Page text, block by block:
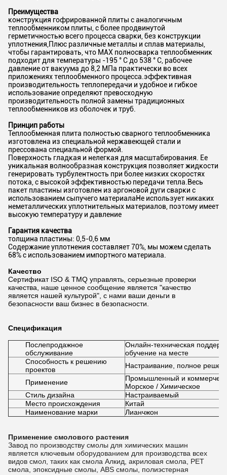
Преимущества
конструкция гофрированной плиты с аналогичным
теплообменником плиты, с более продвинутой
герметичностью всего процесса сварки, без конструкции
уплотнения,Плюс различные металлы и сплав материалы,
чтобы гарантировать, что MAX полносварка теплообменник
подходит для температуры -195 ° C до 538 ° C, рабочее
давление от вакуума до 8,2 МПа практически во всех
приложениях теплообменного процесса.эффективная
производительность теплопередачи и удобное и гибкое
использование определяют превосходную
производительность полной замены традиционных
теплообменников из оболочек и труб.
Принцип работы
Теплообменная плита полностью сварного теплообменника
изготовлена из специальной нержавеющей стали и
прессована специальной формой.
Поверхность гладкая и нелегкая для масштабирования. Ее
уникальная волнообразная конструкция позволяет жидкости
генерировать турбулентность при более низких скоростях
потока, с высокой эффективностью передачи тепла.Весь
пакет пластины изготовлен из аргоновой дуги сварки с
использованием сыпучего материалаНе использует никаких
неметаллических уплотнительных материалов, поэтому имеет
высокую температуру и давление
Гарантия качества
толщина пластины: 0,5-0,6 мм
Содержание уплотнения составляет 70%, мы можем сделать
68% с использованием импортного материала.
Качество
Сертификат ISO & TMQ управлять, серьезные проверки
качества, наше ценное сообщение является "качество
является нашей культурой", с нами ваши деньги в
безопасности ваш бизнес в безопасности.
Спецификация
Послепродажное
обслуживание
Онлайн-техническая
обучение на месте
Способность к решению
проектов
Настраивание, полное
Применение
Промышленный и
Морское / Химическое
Стиль дизайна
Настраиваемый
Место происхождения
Китай
Наименование марки
Лианчжон
Применение смолового растения
Завод по производству смолы для химических машин
является ключевым оборудованием для производства всех
видов смол, таких как смола Алкид, акриловая смола, PET
смола, эпоксидные смолы, ABS смолы, полиэстерная